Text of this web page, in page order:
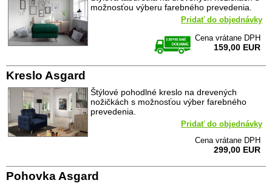
možnosťou výberu farebného prevedenia.
Pridať do objednávky
Cena vrátane DPH
159,00 EUR
Kreslo Asgard
Štýlové pohodlné kreslo na drevených
nožičkách s možnosťou výber farebného
prevedenia.
Pridať do objednávky
Cena vrátane DPH
299,00 EUR
Pohovka Asgard